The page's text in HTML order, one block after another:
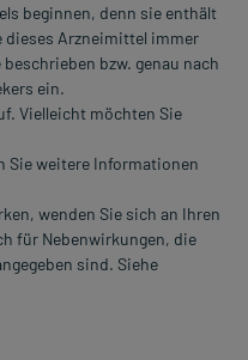
beginnen, denn sie enthält
dieses Arzneimittel immer
bzw. genau nach
ein.
Vielleicht möchten Sie
Sie weitere Informationen
wenden Sie sich an Ihren
für Nebenwirkungen, die
sind. Siehe